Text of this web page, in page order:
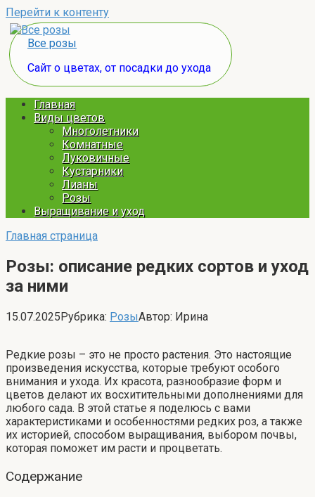
Перейти к контенту
Все розы
Сайт о цветах, от посадки до ухода
Главная
Виды цветов
Многолетники
Комнатные
Луковичные
Кустарники
Лианы
Розы
Выращивание и уход
Главная страница
Розы: описание редких сортов и уход
за ними
15.07.2025Рубрика: РозыАвтор: Ирина
Редкие розы – это не просто растения. Это настоящие
произведения искусства, которые требуют особого
внимания и ухода. Их красота, разнообразие форм и
цветов делают их восхитительными дополнениями для
любого сада. В этой статье я поделюсь с вами
характеристиками и особенностями редких роз, а также
их историей, способом выращивания, выбором почвы,
которая поможет им расти и процветать.
Содержание